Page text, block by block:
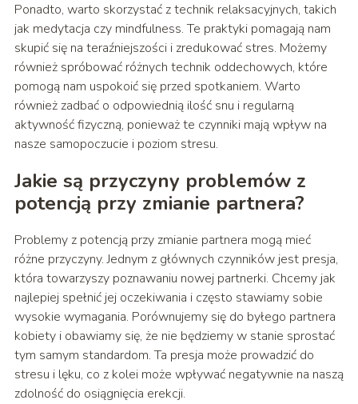
Ponadto, warto skorzystać z technik relaksacyjnych, takich
jak medytacja czy mindfulness. Te praktyki pomagają nam
skupić się na teraźniejszości i zredukować stres. Możemy
również spróbować różnych technik oddechowych, które
pomogą nam uspokoić się przed spotkaniem. Warto
również zadbać o odpowiednią ilość snu i regularną
aktywność fizyczną, ponieważ te czynniki mają wpływ na
nasze samopoczucie i poziom stresu.
Jakie są przyczyny problemów z
potencją przy zmianie partnera?
Problemy z potencją przy zmianie partnera mogą mieć
różne przyczyny. Jednym z głównych czynników jest presja,
która towarzyszy poznawaniu nowej partnerki. Chcemy jak
najlepiej spełnić jej oczekiwania i często stawiamy sobie
wysokie wymagania. Porównujemy się do byłego partnera
kobiety i obawiamy się, że nie będziemy w stanie sprostać
tym samym standardom. Ta presja może prowadzić do
stresu i lęku, co z kolei może wpływać negatywnie na naszą
zdolność do osiągnięcia erekcji.